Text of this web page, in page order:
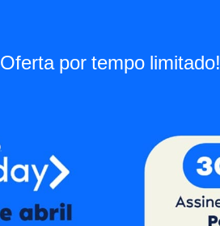
Oferta por tempo limitado!